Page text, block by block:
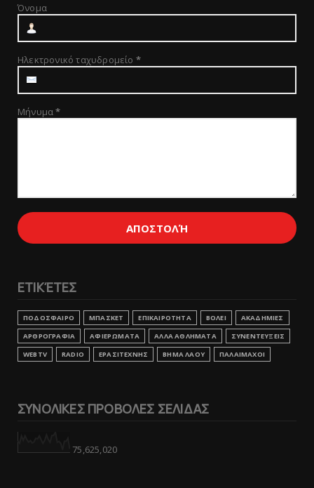
Όνομα
Ηλεκτρονικό ταχυδρομείο *
Μήνυμα*
ΕΤΙΚΈΤΕΣ
ΠΟΔΟΣΦΑΙΡΟ ΜΠΑΣΚΕΤ ΕΠΙΚΑΙΡΟΤΗΤΑ ΒΟΛΕΙ
ΑΚΑΔΗΜΙΕΣ
ΑΡΘΡΟΓΡΑΦΙΑ
ΑΦΙΕΡΩΜΑΤΑ ΑΛΛΑ ΑΘΛΗΜΑΤΑ
ΣΥΝΕΝΤΕΥΞΕΙΣ
WEBTV
RADIO ΕΡΑΣΙΤΕΧΝΗΣ ΒΗΜΑ ΛΑΟΥ ΠΑΛΑΙΜΑΧΟΙ
ΣΥΝΟΛΙΚΕΣ ΠΡΟΒΟΛΕΣ ΣΕΛΙΔΑΣ
75,625,020